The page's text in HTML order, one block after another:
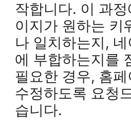
작합니다. 이 과
이지가 원하는 키
나 일치하는지,
에 부합하는지를
필요한 경우, 홈
수정하도록 요청
습니다.